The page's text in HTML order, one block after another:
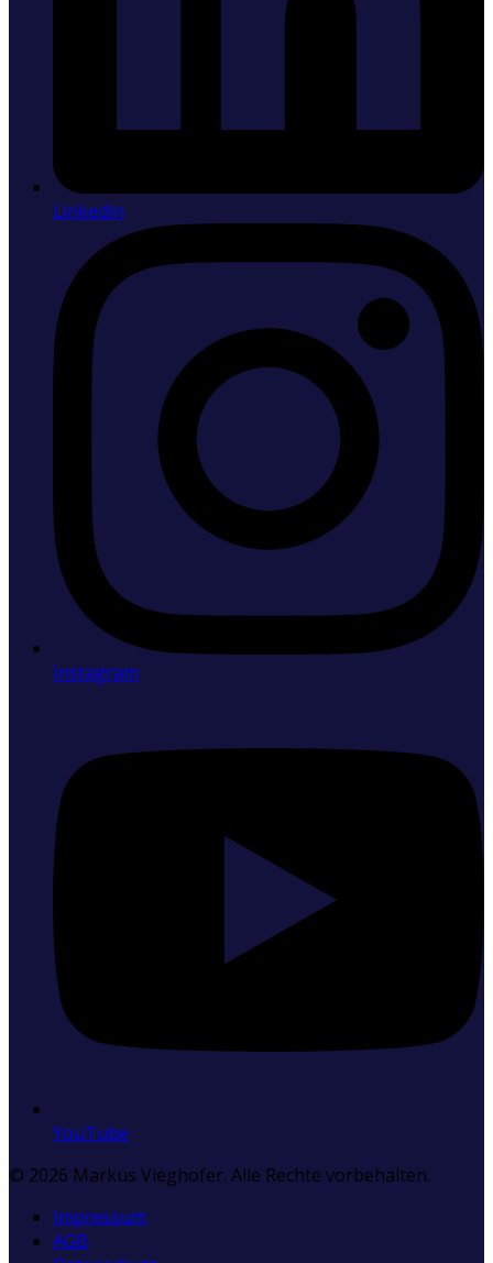
LinkedIn
Instagram
YouTube
© 2026 Markus Vieghofer. Alle Rechte vorbehalten.
Impressum
AGB